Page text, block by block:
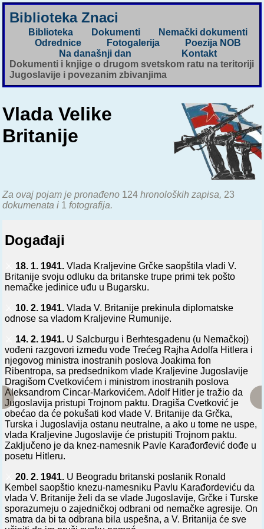
Biblioteka Znaci
Biblioteka Dokumenti
Nemački dokumenti
Odrednice
Fotogalerija
Poezija NOB
Na današnji dan
Kontakt
Dokumenti i knjige o drugom svetskom ratu na teritoriji
Jugoslavije i povezanim zbivanjima
Vlada Velike
Britanije
Za ovaj pojam je pronađeno 124 hronoloških zapisa, 23
dokumenata i 1 fotografija.
Događaji
18. 1. 1941. Vlada Kraljevine Grčke saopštila vladi V.
Britanije svoju odluku da britanske trupe primi tek pošto
nemačke jedinice uđu u Bugarsku.
10. 2. 1941. Vlada V. Britanije prekinula diplomatske
odnose sa vladom Kraljevine Rumunije.
14. 2. 1941. U Salcburgu i Berhtesgadenu (u Nemačkoj)
vođeni razgovori između vođe Trećeg Rajha Adolfa Hitlera i
njegovog ministra inostranih poslova Joakima fon
Ribentropa, sa predsednikom vlade Kraljevine Jugoslavije
Dragišom Cvetkovićem i ministrom inostranih poslova
Aleksandrom Cincar-Markovićem. Adolf Hitler je tražio da
Jugoslavija pristupi Trojnom paktu. Dragiša Cvetković je
obećao da će pokušati kod vlade V. Britanije da Grčka,
Turska i Jugoslavija ostanu neutralne, a ako u tome ne uspe,
vlada Kraljevine Jugoslavije će pristupiti Trojnom paktu.
Zaključeno je da knez-namesnik Pavle Karađorđević dođe u
posetu Hitleru.
20. 2. 1941. U Beogradu britanski poslanik Ronald
Kembel saopštio knezu-namesniku Pavlu Karađordeviću da
vlada V. Britanije želi da se vlade Jugoslavije, Grčke i Turske
sporazumeju o zajedničkoj odbrani od nemačke agresije. On
smatra da bi ta odbrana bila uspešna, a V. Britanija će sve